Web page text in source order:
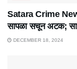
Satara Crime
सापळा सचून अटक;
DECEMBER 18, 2024